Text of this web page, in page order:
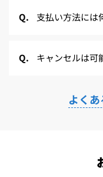
支払い方法には
キャンセルは可
よく